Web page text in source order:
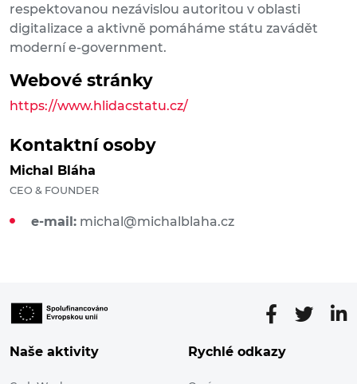
respektovanou nezávislou autoritou v oblasti
digitalizace a aktivně pomáháme státu zavádět
moderní e-government.
Webové stránky
https://www.hlidacstatu.cz/
Kontaktní osoby
Michal Bláha
CEO & FOUNDER
e-mail: michal@michalblaha.cz
Naše aktivity Rychlé odkazy